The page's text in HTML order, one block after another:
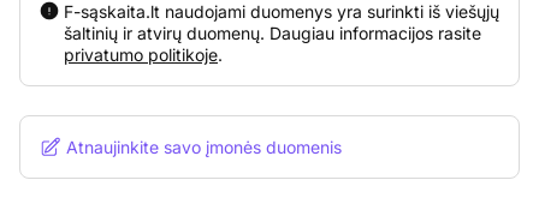
F-sąskaita.lt naudojami duomenys yra surinkti iš viešųjų
šaltinių ir atvirų duomenų. Daugiau informacijos rasite
privatumo politikoje.
Atnaujinkite savo įmonės duomenis